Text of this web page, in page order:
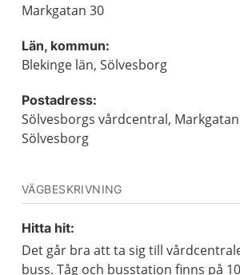
Markgatan 30
Län, kommun:
Blekinge län, Sölvesborg
Postadress:
Sölvesborgs vårdcentral, Markgatan
Sölvesborg
VÄGBESKRIVNING
Hitta hit:
Det går bra att ta sig till
buss. Tåg och busstation finns på